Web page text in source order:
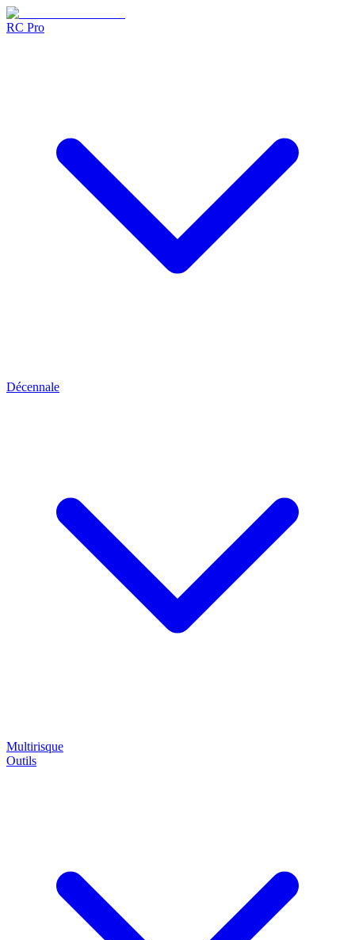
RC Pro
Décennale
Multirisque
Outils